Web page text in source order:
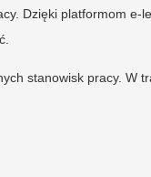
Dzięki platformom e-
stanowisk pracy. W